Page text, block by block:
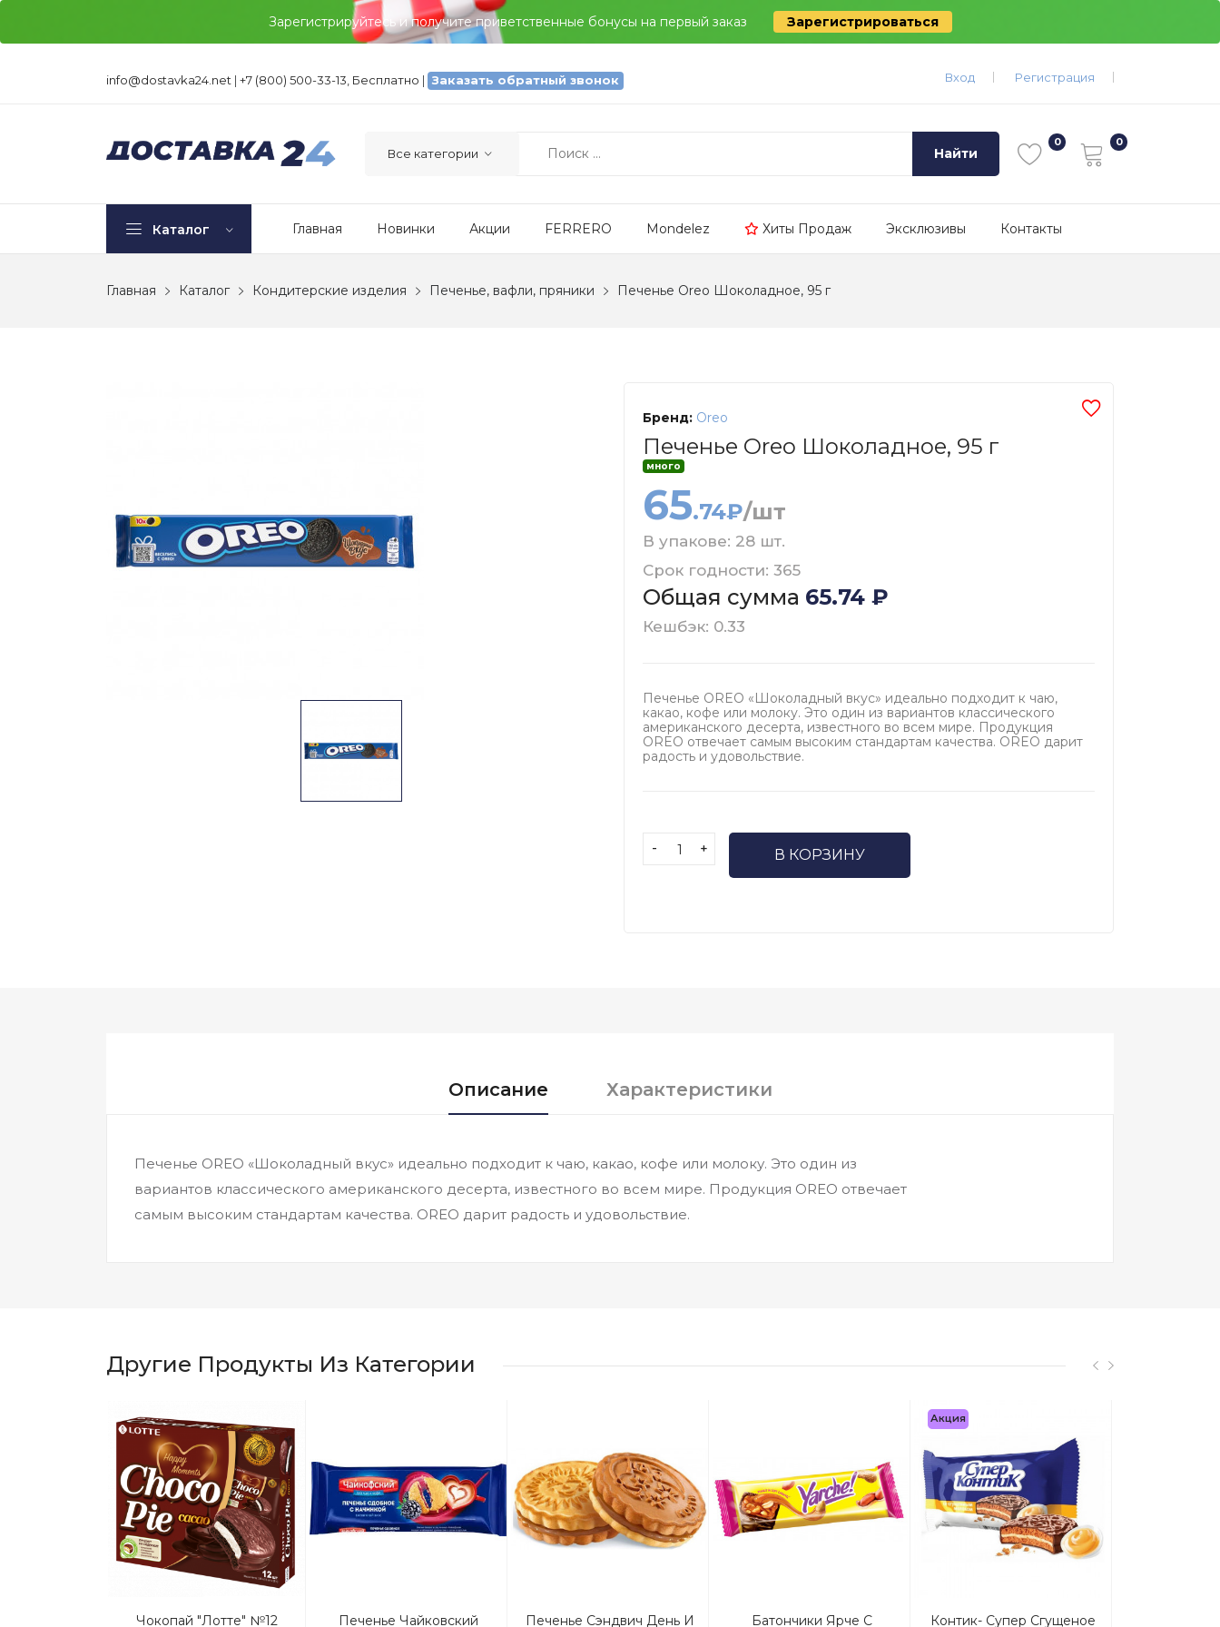
Зарегистрируйтесь и получите приветственные бонусы на первый заказ Зарегистрироваться
info@dostavka24.net | +7 (800) 500-33-13, Бесплатно | Заказать обратный звонок Вход Регистрация
Найти
Каталог Главная Новинки Акции FERRERO Mondelez Хиты Продаж Эксклюзивы Контакты
Главная Каталог Кондитерские изделия Печенье, вафли, пряники Печенье Oreo Шоколадное, 95 г
Бренд: Oreo
Печенье Oreo Шоколадное, 95 г
много
65.74₽/шт
В упакове: 28 шт.
Срок годности: 365
Общая сумма 65.74 ₽
Кешбэк: 0.33
Печенье OREO «Шоколадный вкус» идеально подходит к чаю,
какао, кофе или молоку. Это один из вариантов классического
американского десерта, известного во всем мире. Продукция
OREO отвечает самым высоким стандартам качества. OREO дарит
радость и удовольствие.
- + В КОРЗИНУ
Описание Характеристики
Печенье OREO «Шоколадный вкус» идеально подходит к чаю, какао, кофе или молоку. Это один из
вариантов классического американского десерта, известного во всем мире. Продукция OREO отвечает
самым высоким стандартам качества. OREO дарит радость и удовольствие.
Другие Продукты Из Категории
Чокопай "Лотте" №12
Печенье Чайковский
Печенье Сэндвич День И
Батончики Ярче С
Акция
Контик- Супер Сгущеное